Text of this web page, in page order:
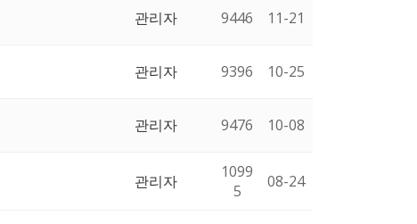
관리자 9446 11-21
관리자 9396 10-25
관리자 9476 10-08
관리자
1099
5
08-24